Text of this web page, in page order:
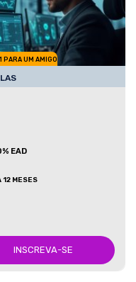
PARA UM AMIGO
EAD
12 MESES
INSCREVA-SE